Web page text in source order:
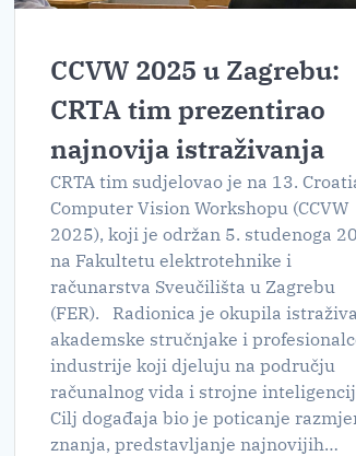
CCVW 2025 u Zagrebu:
CRTA tim prezentirao
najnovija istraživanja
CRTA tim sudjelovao je na 13.
Computer Vision Workshopu (CCVW
2025), koji je održan 5. studenoga
na Fakultetu elektrotehnike i
računarstva Sveučilišta u Zagrebu
(FER). Radionica je okupila
akademske stručnjake i
industrije koji djeluju na području
računalnog vida i strojne
Cilj događaja bio je poticanje
znanja, predstavljanje najnovijih…